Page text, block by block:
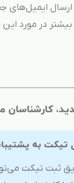
ایمیل‌های
در مورد این
تیکت به
ثبت تیکت